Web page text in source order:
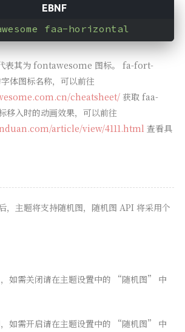
faa-horizontal
表其为 fontawesome 图标。 fa-fort-
体图标名称，可以前往
cheatsheet/获取 faa-
入时的动画效果，可以前往
article/view/4111.html 查看具
，主题将支持随机图，随机图 API 将采用个
如需关闭请在主题设置中的 “随机图” 中
如需开启请在主题设置中的 “随机图” 中